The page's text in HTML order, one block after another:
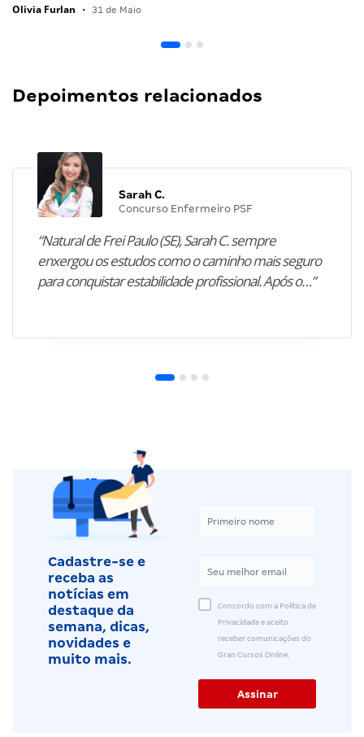
Olivia Furlan • 31 de Maio
Depoimentos relacionados
Sarah C.
Concurso Enfermeiro PSF
“Natural de Frei Paulo (SE), Sarah C. sempre
enxergou os estudos como o caminho mais seguro
para conquistar estabilidade profissional. Após o…”
Cadastre-se e
receba as
notícias em
destaque da
semana, dicas,
novidades e
muito mais.
Concordo com a Política de
Privacidade e aceito
receber comunicações do
Gran Cursos Online.